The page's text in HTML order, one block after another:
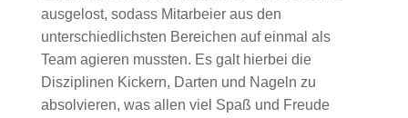
ausgelost, sodass Mitarbeier aus den
unterschiedlichsten Bereichen auf einmal als
Team agieren mussten. Es galt hierbei die
Disziplinen Kickern, Darten und Nageln zu
absolvieren, was allen viel Spaß und Freude